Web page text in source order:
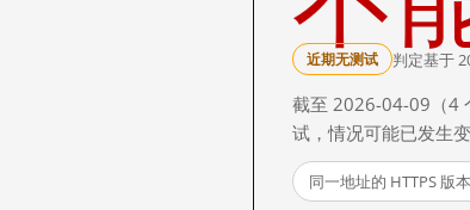
近期无测试 判定基于
截至 2026-04-09（4
试，情况可能已发生变
同一地址的 HTTPS 版本